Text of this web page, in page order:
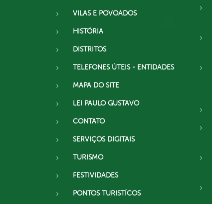
VILAS E POVOADOS
HISTÓRIA
DISTRITOS
TELEFONES ÚTEIS - ENTIDADES
MAPA DO SITE
LEI PAULO GUSTAVO
CONTATO
SERVIÇOS DIGITAIS
TURISMO
FESTIVIDADES
PONTOS TURISTÍCOS